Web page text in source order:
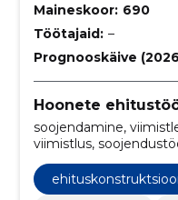
Maineskoor: 690
Töötajaid: –
Prognooskäive
Hoonete
soojendamine,
viimistlus,